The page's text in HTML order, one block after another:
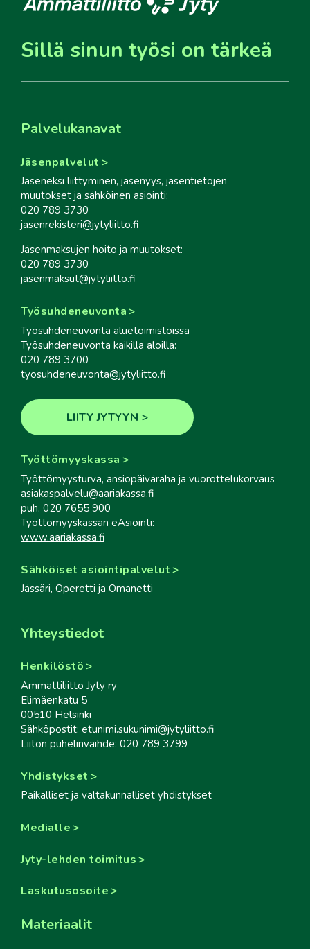
Sillä sinun työsi on tärkeä
Palvelukanavat
Jäsenpalvelut
Jäseneksi liittyminen, jäsenyys, jäsentietojen
muutokset ja sähköinen asiointi:
020 789 3730
jasenrekisteri@jytyliitto.fi
Jäsenmaksujen hoito ja muutokset:
020 789 3730
jasenmaksut@jytyliitto.fi
Työsuhdeneuvonta
Työsuhdeneuvonta aluetoimistoissa
Työsuhdeneuvonta kaikilla aloilla:
020 789 3700
tyosuhdeneuvonta@jytyliitto.fi
LIITY JYTYYN
Työttömyyskassa
Työttömyysturva, ansiopäiväraha ja vuorottelukorvaus
asiakaspalvelu@aariakassa.fi
puh. 020 7655 900
Työttömyyskassan eAsiointi:
www.aariakassa.fi
Sähköiset asiointipalvelut
Jässäri, Operetti ja Omanetti
Yhteystiedot
Henkilöstö
Ammattiliitto Jyty ry
Elimäenkatu 5
00510 Helsinki
Sähköpostit: etunimi.sukunimi@jytyliitto.fi
Liiton puhelinvaihde: 020 789 3799
Yhdistykset
Paikalliset ja valtakunnalliset yhdistykset
Medialle
Jyty-lehden toimitus
Laskutusosoite
Materiaalit